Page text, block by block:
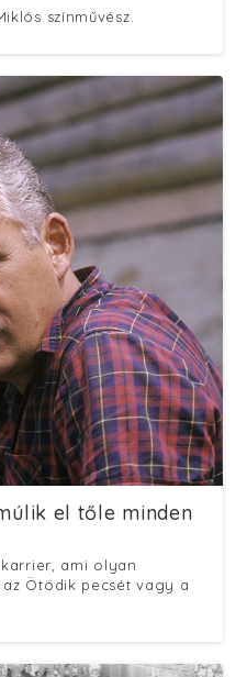
színművész.
el tőle minden
ami olyan
Ötödik pecsét vagy a